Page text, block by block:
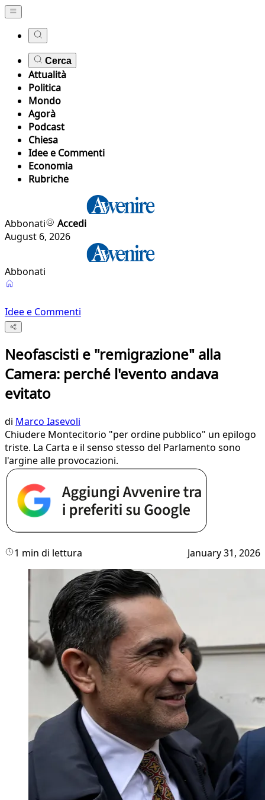
Cerca
Attualità
Politica
Mondo
Agorà
Podcast
Chiesa
Idee e Commenti
Economia
Rubriche
Abbonati
Accedi
August 6, 2026
Abbonati
Idee e Commenti
Neofascisti e "remigrazione" alla
Camera: perché l'evento andava
evitato
di Marco Iasevoli
Chiudere Montecitorio "per ordine pubblico" un epilogo
triste. La Carta e il senso stesso del Parlamento sono
l'argine alle provocazioni.
1 min di lettura January 31, 2026